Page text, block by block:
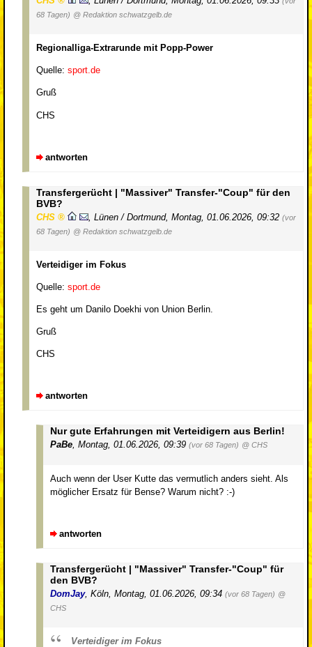
68 Tagen) @ Redaktion schwatzgelb.de
Regionalliga-Extrarunde mit Popp-Power
Quelle: sport.de
Gruß
CHS
antworten
Transfergerücht | "Massiver" Transfer-"Coup" für den
BVB?
CHS Lünen / Dortmund, Montag, 01.06.2026, 09:32 (vor
68 Tagen) @ Redaktion schwatzgelb.de
Verteidiger im Fokus
Quelle: sport.de
Es geht um Danilo Doekhi von Union Berlin.
Gruß
CHS
antworten
Nur gute Erfahrungen mit Verteidigern aus Berlin!
PaBe, Montag, 01.06.2026, 09:39 (vor 68 Tagen) @ CHS
Auch wenn der User Kutte das vermutlich anders sieht. Als
möglicher Ersatz für Bense? Warum nicht? :-)
antworten
Transfergerücht | "Massiver" Transfer-"Coup" für
den BVB?
DomJay, Köln Montag, 01.06.2026, 09:34 (vor 68 Tagen) @
CHS
Verteidiger im Fokus